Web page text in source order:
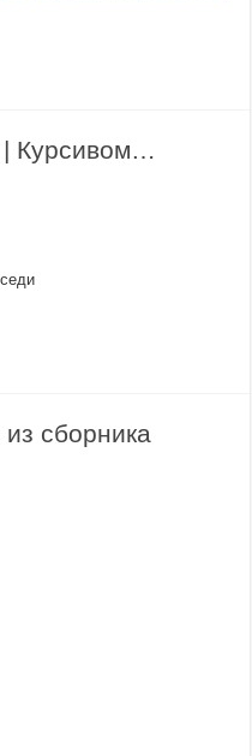
| Курсивом…
сборника